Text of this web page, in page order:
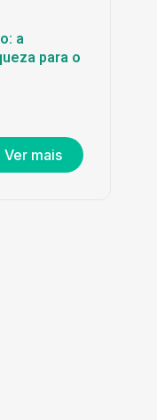
a
para o
Ver mais